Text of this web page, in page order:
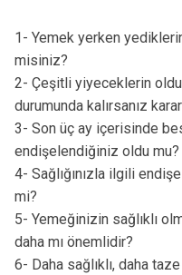
1- Yemek yerken
misiniz?
2- Çeşitli yiyeceklerin
durumunda kalırsanız
3- Son üç ay içerisinde
endişelendiğiniz oldu mu?
4- Sağlığınızla ilgili
mi?
5- Yemeğinizin sağlıklı
daha mı önemlidir?
6- Daha sağlıklı, daha